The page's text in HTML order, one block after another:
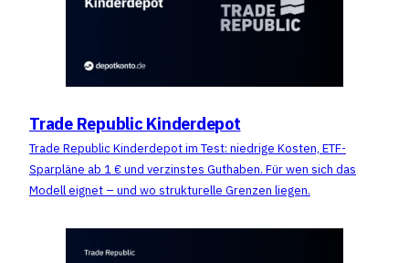
Trade Republic Kinderdepot
Trade Republic Kinderdepot im Test: niedrige Kosten, ETF-
Sparpläne ab 1 € und verzinstes Guthaben. Für wen sich das
Modell eignet – und wo strukturelle Grenzen liegen.